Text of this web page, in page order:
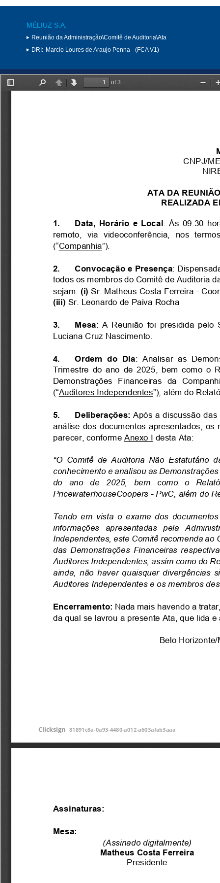
MÉLIUZ S.A.
Reunião da Administração\Comitê de Auditoria\Ata
DRI: Marcio Loures de Araujo Penna - (FCA V1)